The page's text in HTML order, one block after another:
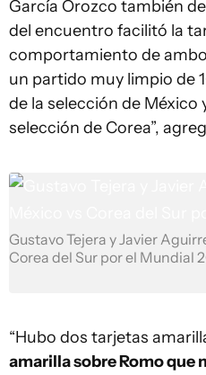
García Orozco también
del encuentro facilitó la
comportamiento de
un partido muy limpio de
de la selección de México
selección de Corea”,
Gustavo Tejera y Javier
Corea del Sur por el Mundial
“Hubo dos tarjetas
amarilla sobre Romo que